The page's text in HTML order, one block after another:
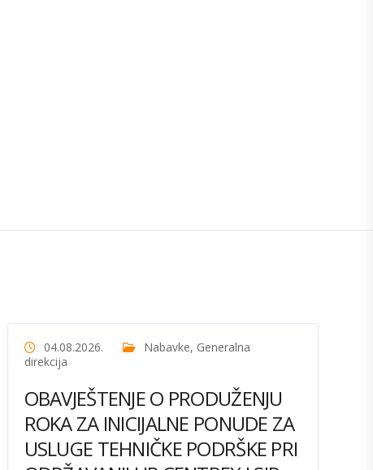
04.08.2026. Nabavke, Generalna
direkcija
OBAVJEŠTENJE O PRODUŽENJU
ROKA ZA INICIJALNE PONUDE ZA
USLUGE TEHNIČKE PODRŠKE PRI